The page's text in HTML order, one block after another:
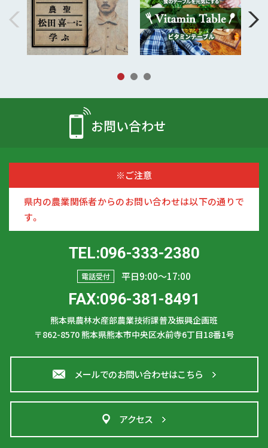
お問い合わせ
※ご注意
県内の農業関係者からのお問い合わせは以下の通りで
す。
TEL:096-333-2380
電話受付 平日9:00〜17:00
FAX:096-381-8491
熊本県農林水産部農業技術課普及振興企画班
〒862-8570熊本県熊本市中央区水前寺6丁目18番1号
メールでのお問い合わせはこちら
アクセス